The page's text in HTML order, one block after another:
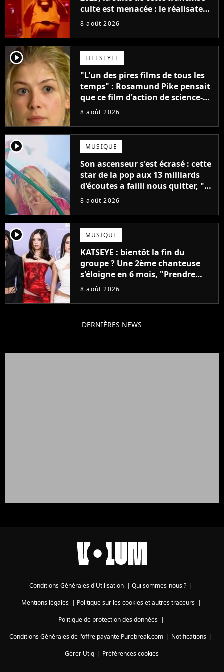
culte est menacée : le réalisateur
claque la porte pour "différends
8 août 2026
player2 LIFESTYLE
"L'un des pires films de tous les
temps" : Rosamund Pike pensait
que ce film d'action de science-
fiction avec Dwayne Johnson
8 août 2026
player2 MUSIQUE
Son ascenseur s'est écrasé : cette
star de la pop aux 13 milliards
d'écoutes a failli nous quitter, "Je
pensais ne plus jamais chanter"
8 août 2026
player2 MUSIQUE
KATSEYE : bientôt la fin du
groupe ? Une 2ème chanteuse
s'éloigne en 6 mois, "Prendre
cette décision n’a pas été facile"
8 août 2026
DERNIÈRES NEWS
Conditions Générales d'Utilisation | Qui sommes-nous ? |
Mentions légales| Politique sur les cookies et autres traceurs|
Politique de protection des données|
Conditions Générales de l'offre payante Purebreak.com | Notifications |
Gérer Utiq | Préférences cookies